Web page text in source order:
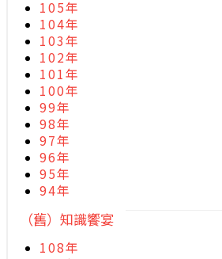
105年
104年
103年
102年
101年
100年
99年
98年
97年
96年
95年
94年
（舊）知識饗宴
108年